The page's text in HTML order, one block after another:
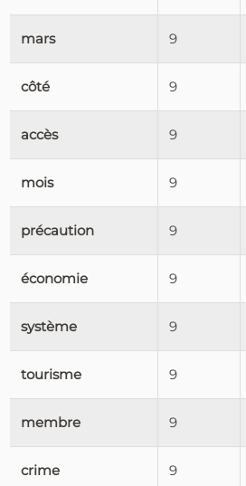
mars 9
côté 9
accès 9
mois 9
précaution 9
économie 9
système 9
tourisme 9
membre 9
crime 9